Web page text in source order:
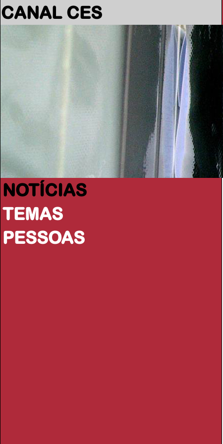
CANAL CES
NOTÍCIAS
TEMAS
PESSOAS